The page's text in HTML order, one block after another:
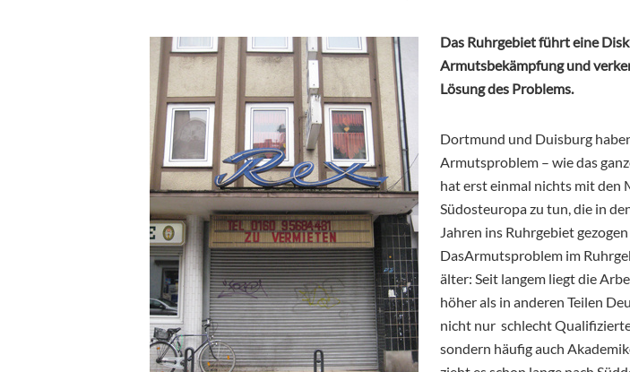
Das Ruhrgebiet führt eine
Armutsbekämpfung und
Lösung des Problems.
Dortmund und Duisburg
Armutsproblem – wie das
hat erst einmal nichts mit den
Südosteuropa zu tun, die in
Jahren ins Ruhrgebiet gezogen
DasArmutsproblem im
älter: Seit langem liegt die
höher als in anderen Teilen
nicht nur schlecht Qualifizierte
sondern häufig auch